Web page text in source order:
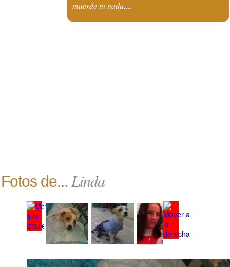
muerde ni nada....
Fotos de... Linda